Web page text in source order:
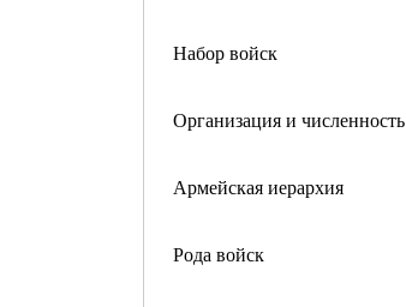
Набор войск
Организация и численность
Армейская иерархия
Рода войск